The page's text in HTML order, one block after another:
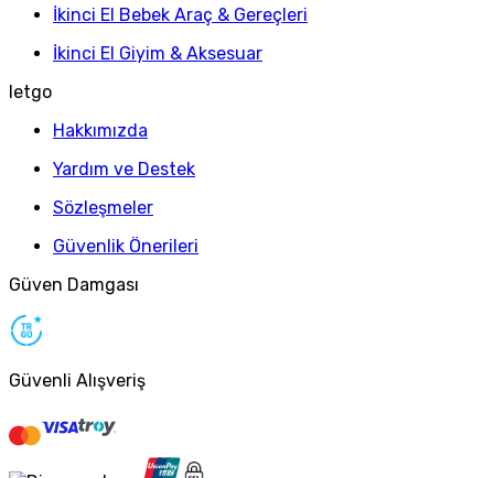
İkinci El Bebek Araç & Gereçleri
İkinci El Giyim & Aksesuar
letgo
Hakkımızda
Yardım ve Destek
Sözleşmeler
Güvenlik Önerileri
Güven Damgası
Güvenli Alışveriş